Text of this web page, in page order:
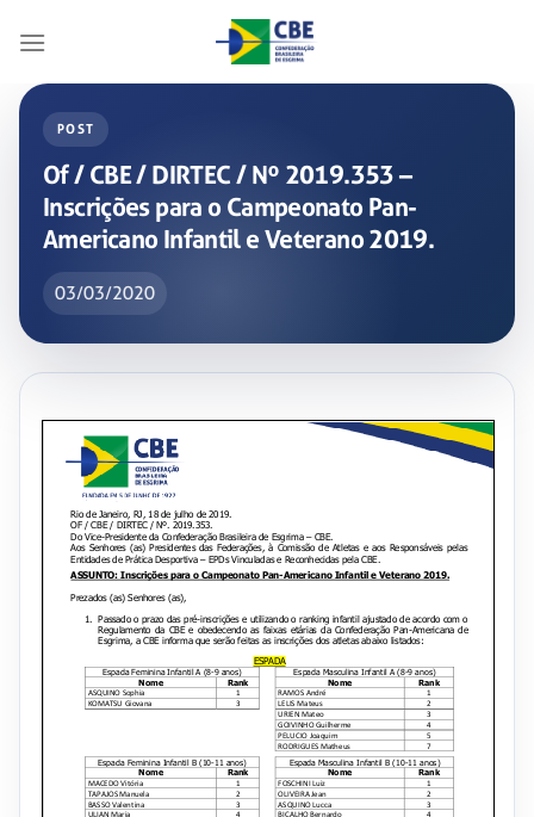
POST
Of / CBE / DIRTEC / Nº 2019.353 –
Inscrições para o Campeonato Pan-
Americano Infantil e Veterano 2019.
03/03/2020